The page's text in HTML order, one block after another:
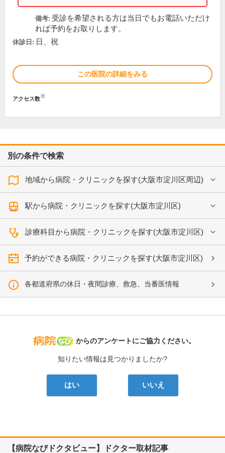
備考: 受診を希望される方は当日でもお電話いただけ
れば予約をお取りします。
休診日: 日、祝
この医院の詳細をみる
アクセス数※
別の条件で検索
地域から病院・クリニックを探す(大阪市淀川区周辺)
駅から病院・クリニックを探す(大阪市淀川区)
診療科目から病院・クリニックを探す(大阪市淀川区)
予約ができる病院・クリニックを探す(大阪市淀川区)
各都道府県の休日・夜間診療、救急、当番医情報
病院なび
からのアンケートにご協力ください。
知りたい情報は見つかりましたか?
はい いいえ
【病院なびドクタビュー】ドクター取材記事